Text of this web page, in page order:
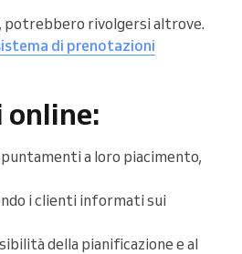
rivolgersi altrove.
di prenotazioni
online:
a loro piacimento,
i clienti informati sui
della pianificazione e al